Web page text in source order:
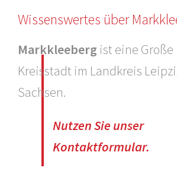
Wissenswertes über
Markkleeberg ist eine Große
Kreisstadt im Landkreis
Sachsen.
Nutzen Sie unser
Kontaktformular.